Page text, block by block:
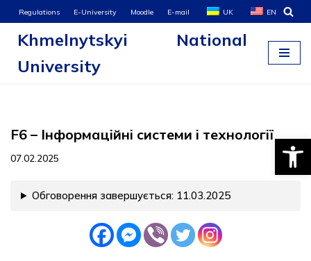
Skip
content
Regulations E-University Moodle E-mail UK EN
Khmelnytskyi National
University
F6 – Інформаційні системи і технології
07.02.2025
Обговорення завершується: 11.03.2025